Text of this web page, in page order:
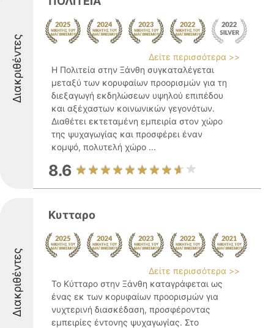
Διακριθέντες
Δείτε περισσότερα >>
Η Πολιτεία στην Ξάνθη συγκαταλέγεται
μεταξύ των κορυφαίων προορισμών για τη
διεξαγωγή εκδηλώσεων υψηλού επιπέδου
και αξέχαστων κοινωνικών γεγονότων.
Διαθέτει εκτεταμένη εμπειρία στον χώρο
της ψυχαγωγίας και προσφέρει έναν
κομψό, πολυτελή χώρο ...
8.6
Διακριθέντες
Κυτταρο
Δείτε περισσότερα >>
Το Κύτταρο στην Ξάνθη καταγράφεται ως
ένας εκ των κορυφαίων προορισμών για
νυχτερινή διασκέδαση, προσφέροντας
εμπειρίες έντονης ψυχαγωγίας. Στο